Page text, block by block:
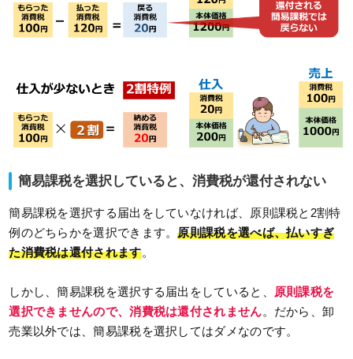
簡易課税を選択していると、消費税が還付されない
簡易課税を選択する届出をしていなければ、原則課税と2割特
例のどちらかを選択できます。原則課税を選べば、払いすぎ
た消費税は還付されます。
しかし、簡易課税を選択する届出をしていると、
原則課税を
選択できませんので、消費税は還付されません。だから、卸
売業以外では、簡易課税を選択してはダメなのです。